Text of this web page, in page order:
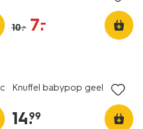
10.– 7.
–
Knuffel babypop geel
14.
99